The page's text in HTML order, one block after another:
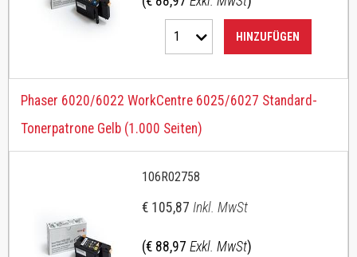
1 HINZUFÜGEN
Phaser 6020/6022 WorkCentre 6025/6027 Standard-
Tonerpatrone Gelb (1.000 Seiten)
106R02758
€ 105,87 Inkl. MwSt
(€ 88,97 Exkl. MwSt)